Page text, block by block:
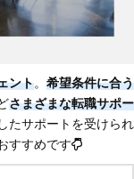
ント。 希望条件に合う
さまざまな転職サポー
たサポートを受けられ
すすめです